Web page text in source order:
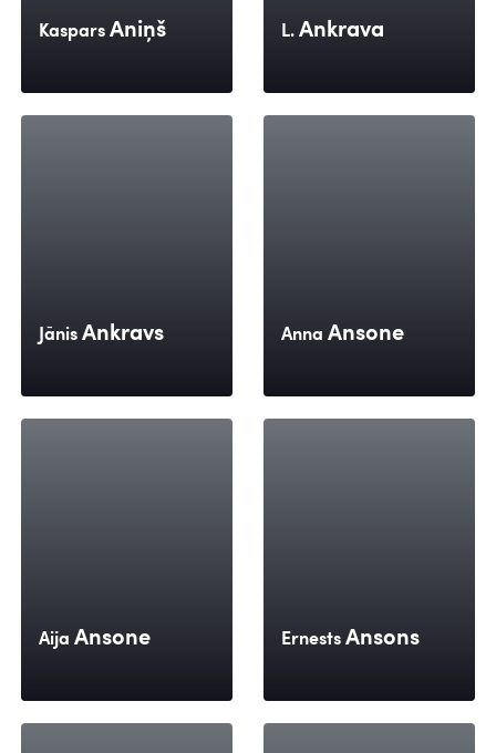
Kaspars Aniņš L. Ankrava
Jānis Ankravs Anna Ansone
Aija Ansone Ernests Ansons